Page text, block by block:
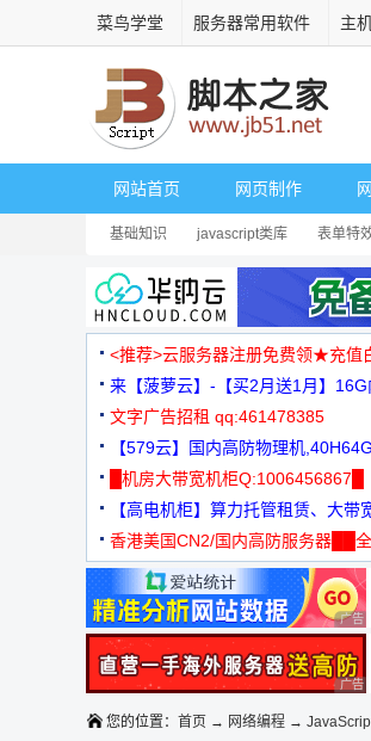
菜鸟学堂 服务器常用软件 主
网站首页 网页制作
基础知识 javascript类库 表单特
<推荐>云服务器注册免费领★充值
来【菠萝云】-【买2月送1月】
文字广告招租 qq:461478385
【579云】国内高防物理机
元
█机房大带宽机柜Q:1006456867█
【高电机柜】算力托管租赁、大带
机
香港美国CN2/国内高防服务器██
广告
广告
您的位置： 首页 → 网络编程 →